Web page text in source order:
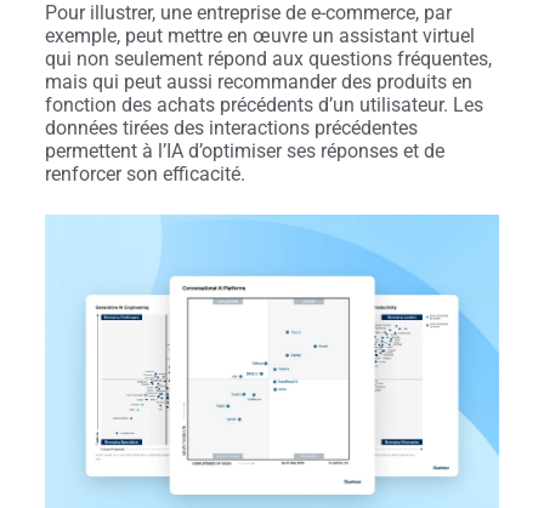
Pour illustrer, une entreprise de e-commerce, par
exemple, peut mettre en œuvre un assistant virtuel
qui non seulement répond aux questions fréquentes,
mais qui peut aussi recommander des produits en
fonction des achats précédents d’un utilisateur. Les
données tirées des interactions précédentes
permettent à l’IA d’optimiser ses réponses et de
renforcer son efficacité.